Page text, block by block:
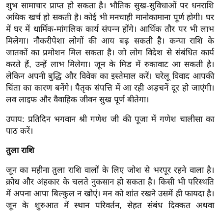
प
र्य
ट
न
स्थ
ल
फि
ट
स
त्रा
रि
ले
श
न
शुभ सामाचार प्राप्त हो सकता है। भौतिक सुख-सुविधाओं पर धनराशि
अधिक खर्च हो सकती है। कोई भी मनचाही मानोकामाना पूर्ण होगी। घर
में घर में धार्मिक-मांगलिक कार्य संपन्न होंगे। आर्थिक तौर पर भी लाभ
मिलेगा। नौकरीपेशा लोगों की आय बढ़ सकती है। कन्या राशि के
जातकों का प्रमोशन मिल सकता है। जो लोग विदेश से संबंधित कार्य
करते हैं, उन्हें लाभ मिलेगा। जून के मिड में रुकावाट आ सकती है।
लेकिन अपनी बुद्धि और विवेक का इस्तेमाल करें। घरेलू विवाद आपकी
चिंता का कारण बनेंगे। पैतृक संपत्ति में आ रही अड़चनें दूर हो जाएंगी।
लव लाइफ और वैवाहिक जीवन सुख पूर्ण बीतेगा।
उपाय: प्रतिदिन भगवान श्री गणेश जी की पूजा में गणेश चालीसा का
पाठ करें।
तुला राशि
जून का महीना तुला राशि वालों के लिए जोश से भरपूर रहने वाला है।
क्रोध और अंहकार के चलते नुकसान हो सकता है। किसी भी परिस्थति
में अपना आपा बिल्कुल न खोएं। मन को शांत रखने उसमें ही फायदा है।
जून के शुरुआत में स्थान परिवर्तन, सेहत संबंध दिक्कत अथवा